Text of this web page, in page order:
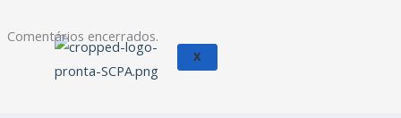
X
Comentários encerrados.